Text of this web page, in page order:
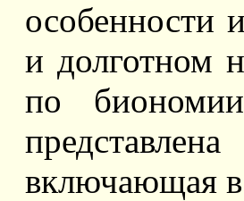
особенности
и долготном
по
включающая в